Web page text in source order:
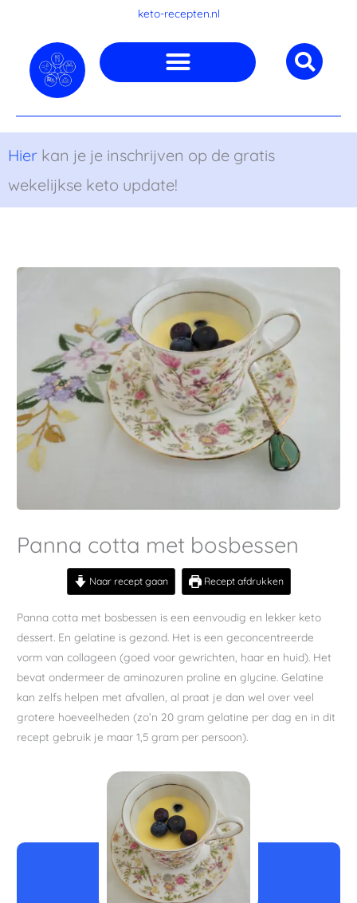
inhoud
keto-recepten.nl
Hier kan je je inschrijven op de gratis
wekelijkse keto update!
Panna cotta met bosbessen
Naar recept gaan Recept afdrukken
Panna cotta met bosbessen is een eenvoudig en lekker keto
dessert. En gelatine is gezond. Het is een geconcentreerde
vorm van collageen (goed voor gewrichten, haar en huid). Het
bevat ondermeer de aminozuren proline en glycine. Gelatine
kan zelfs helpen met afvallen, al praat je dan wel over veel
grotere hoeveelheden (zo’n 20 gram gelatine per dag en in dit
recept gebruik je maar 1,5 gram per persoon).